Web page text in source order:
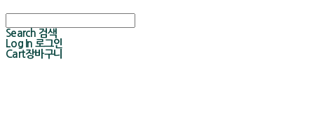
Search 검색
Log In 로그인
Cart장바구니